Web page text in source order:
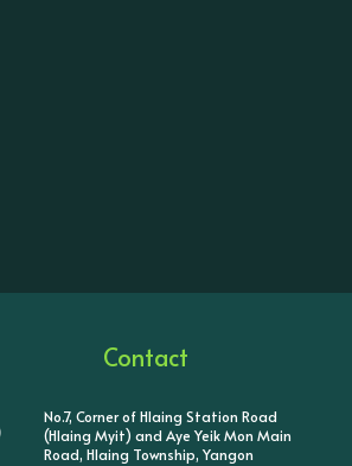
Contact
No.7, Corner of Hlaing Station Road
(Hlaing Myit) and Aye Yeik Mon Main
Road, Hlaing Township, Yangon